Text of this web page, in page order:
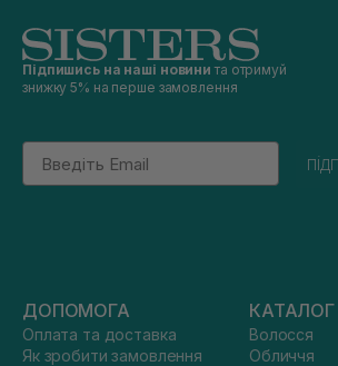
Підпишись на наші новини та отримуй
знижку 5% на перше замовлення
Email
ДОПОМОГА
Оплата та доставка
Як зробити замовлення
КАТАЛОГ
Волосся
Обличчя